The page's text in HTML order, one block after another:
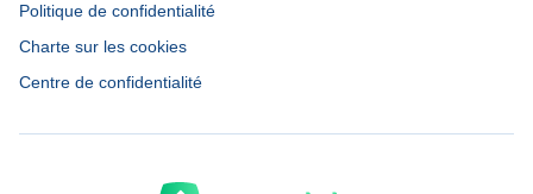
Politique de confidentialité
Charte sur les cookies
Centre de confidentialité